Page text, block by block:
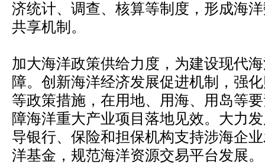
济统计、调查、核算等制度，形成海
共享机制。
加大海洋政策供给力度，为建设现代
障。创新海洋经济发展促进机制，强
等政策措施，在用地、用海、用岛等
障海洋重大产业项目落地见效。大力
导银行、保险和担保机构支持涉海企
洋基金，规范海洋资源交易平台发展。